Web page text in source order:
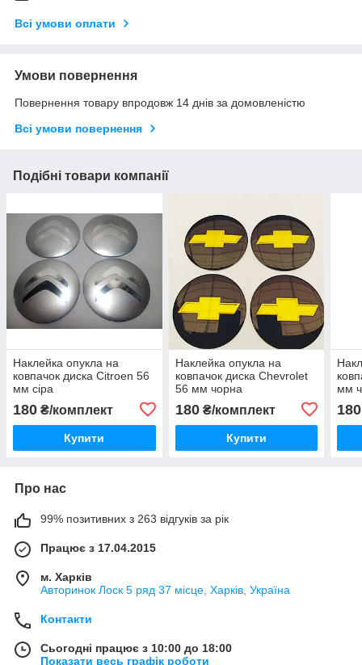
Всі умови оплати
Умови повернення
Повернення товару впродовж 14 днів за домовленістю
Всі умови повернення
Подібні товари компанії
Наклейка опукла на
ковпачок диска Citroen 56
мм сіра
180 ₴/комплект
Купити
Наклейка опукла на
ковпачок диска Chevrolet
56 мм чорна
180₴/комплект
Купити
мм
180
Про нас
99% позитивних з 263 відгуків за рік
Працює з 17.04.2015
м. Харків
Авторинок Лоск 5 ряд 37 місце, Харків, Україна
Контакти
Сьогодні працює з 10:00 до 18:00
Показати весь графік роботи